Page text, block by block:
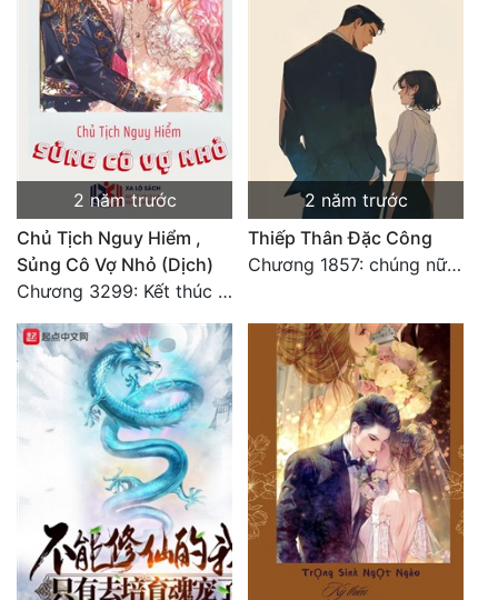
Đẹp Hiệp
Tính Cách Nhân Vật :
Sát Phạt Quyết Đoán
Vô Sỉ
Điềm Đạm
2 năm trước
Chủ Tịch Nguy Hiểm ,
Sủng Cô Vợ Nhỏ (Dịch)
Chương 3299: Kết thúc văn chính.
2 năm trước
Thiếp Thân Đặc Công
Chương 1857: chúng nữ đắc ý tụ tập: sống hay chết